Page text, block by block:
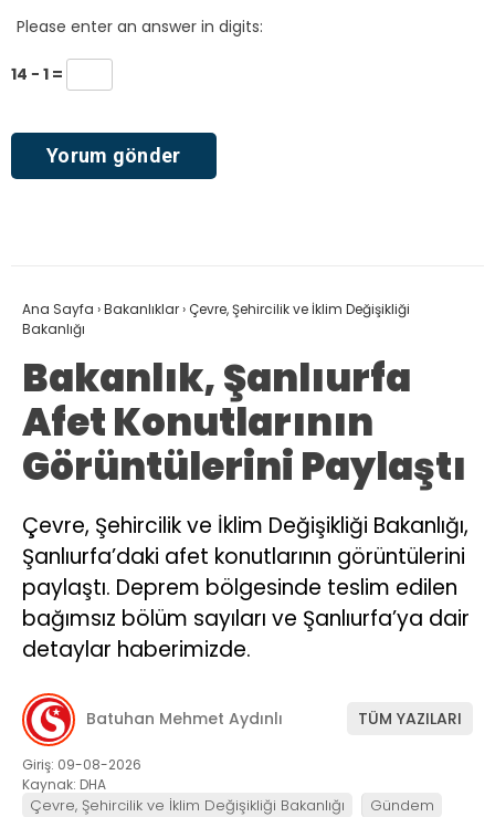
Please enter an answer in digits:
14 − 1 =
Ana Sayfa ›Bakanlıklar›Çevre, Şehircilik ve İklim Değişikliği
Bakanlığı
Bakanlık, Şanlıurfa
Afet Konutlarının
Görüntülerini Paylaştı
Çevre, Şehircilik ve İklim Değişikliği Bakanlığı,
Şanlıurfa’daki afet konutlarının görüntülerini
paylaştı. Deprem bölgesinde teslim edilen
bağımsız bölüm sayıları ve Şanlıurfa’ya dair
detaylar haberimizde.
Batuhan Mehmet Aydınlı TÜM YAZILARI
Giriş: 09-08-2026
Kaynak: DHA
Çevre, Şehircilik ve İklim Değişikliği Bakanlığı Gündem